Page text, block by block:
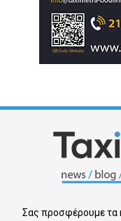
Σας προσφέρουμε τα